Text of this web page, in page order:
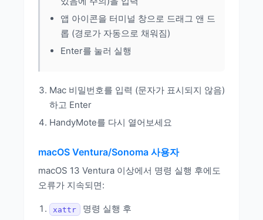
앱 아이콘을 터미널 창으로 드래그 앤 드
롭 (경로가 자동으로 채워짐)
Enter를 눌러 실행
Mac 비밀번호를 입력 (문자가 표시되지 않음)
하고 Enter
HandyMote를 다시 열어보세요
macOS Ventura/Sonoma 사용자
macOS 13 Ventura 이상에서 명령 실행 후에도
오류가 지속되면:
xattr
명령 실행 후